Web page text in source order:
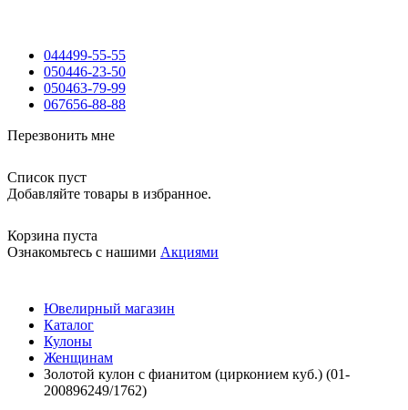
044499-55-55
050446-23-50
050463-79-99
067656-88-88
Перезвонить мне
Список пуст
Добавляйте товары в избранное.
Корзина пуста
Ознакомьтесь с нашими Акциями
Ювелирный магазин
Каталог
Кулоны
Женщинам
Золотой кулон с фианитом (цирконием куб.) (01-
200896249/1762)